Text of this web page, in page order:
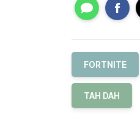
FORTNITE
TAH DAH